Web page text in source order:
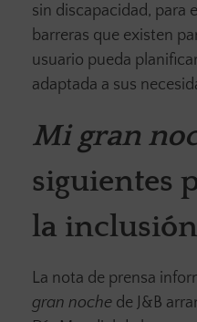
sin discapacidad, para
barreras que existen
usuario pueda
adaptada a sus
Mi gran
siguientes
la
La nota de prensa
gran noche de J&B